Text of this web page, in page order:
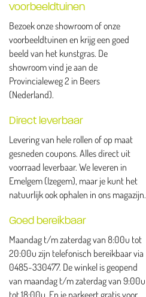
voorbeeldtuinen
Bezoek onze showroom of onze
voorbeeldtuinen en krijg een goed
beeld van het kunstgras. De
showroom vind je aan de
Provincialeweg 2 in Beers
(Nederland).
Direct leverbaar
Levering van hele rollen of op maat
gesneden coupons. Alles direct uit
voorraad leverbaar. We leveren in
Emelgem (Izegem), maar je kunt het
natuurlijk ook ophalen in ons magazijn.
Goed bereikbaar
Maandag t/m zaterdag van 8:00u tot
20:00u zijn telefonisch bereikbaar via
0485-330477. De winkel is geopend
van maandag t/m zaterdag van 9:00u